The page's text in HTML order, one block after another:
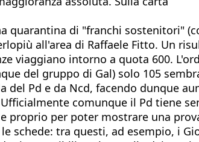
quarantina di "franchi sostenitori"
all'area di Raffaele Fitto. Un
viaggiano intorno a quota 600.
del gruppo di Gal) solo 105
del Pd e da Ncd, facendo dunque
comunque il Pd tiene
proprio per poter mostrare una
schede: tra questi, ad esempio, i